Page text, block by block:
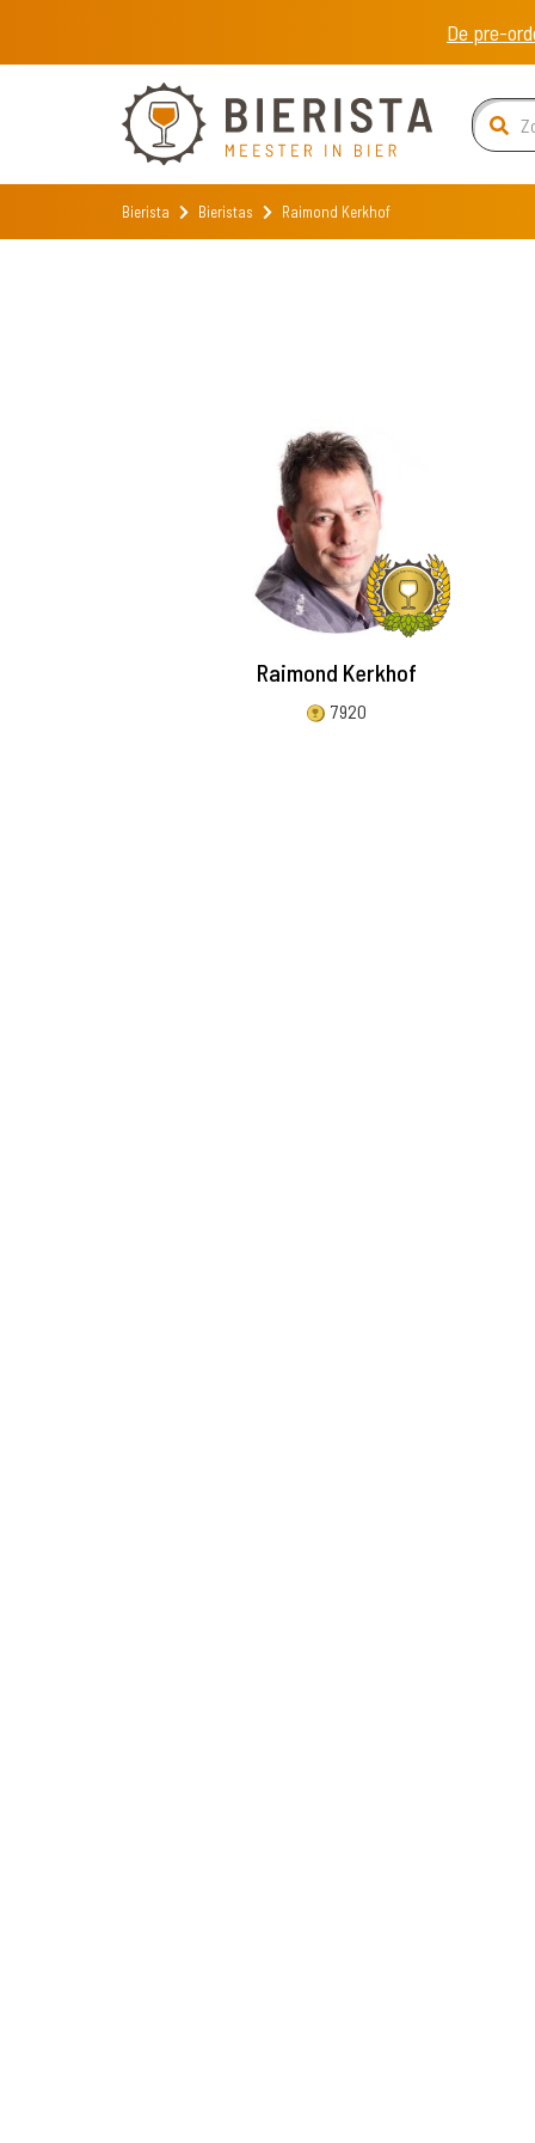
De pre-
Bierista Bieristas Raimond Kerkhof
Raimond Kerkhof
7920